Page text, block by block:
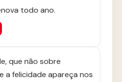
todo ano.
que não sobre
a felicidade apareça nos